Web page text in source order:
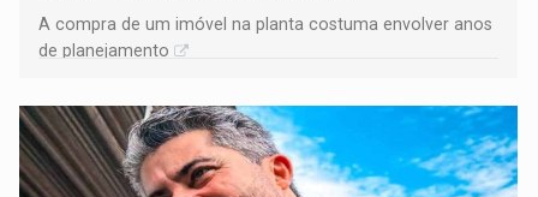
A compra de um imóvel na planta costuma envolver anos
de planejamento